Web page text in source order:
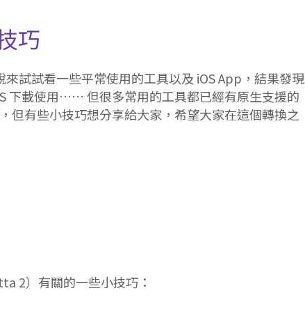
巧
試試看一些平常使用的工具以及 iOS App，結果發現
下載使用…… 但很多常用的工具都已經有原生支援的
但有些小技巧想分享給大家，希望大家在這個轉換之
2）有關的一些小技巧：